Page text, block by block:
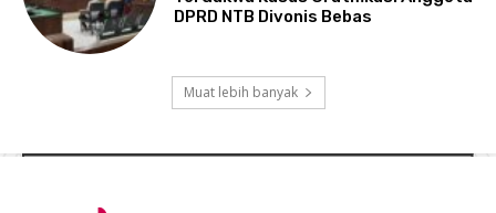
DPRD NTB Divonis Bebas
Muat lebih banyak